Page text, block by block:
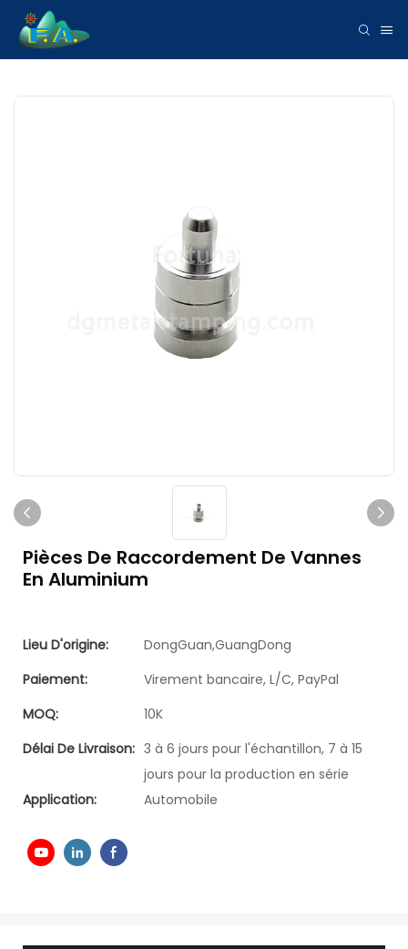
Pièces De Raccordement De Vannes
En Aluminium
Lieu D'origine:
DongGuan,GuangDong
Paiement:
Virement bancaire, L/C, PayPal
MOQ:
10K
Délai De Livraison: 3 à 6 jours pour l'échantillon, 7 à 15
jours pour la production en série
Application:
Automobile